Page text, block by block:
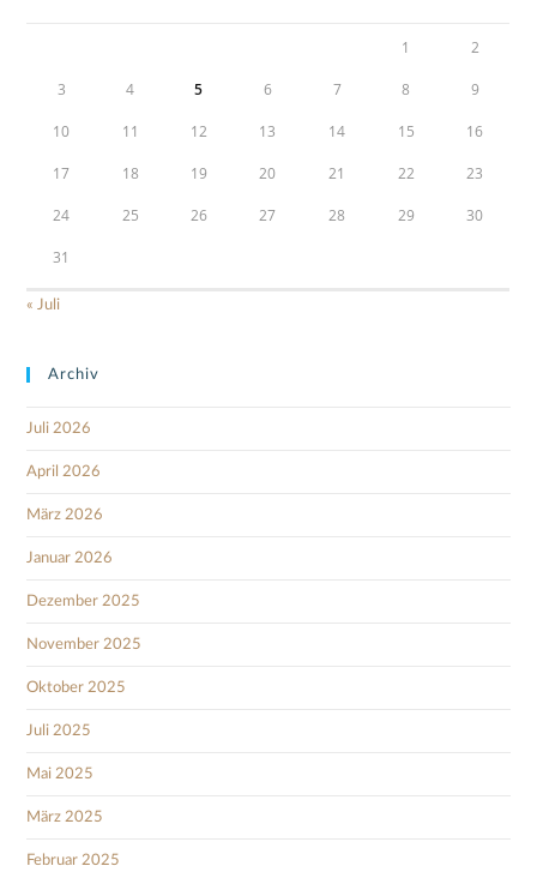
1 2
3 4 5 6 7 8 9
10 11 12 13 14 15 16
17 18 19 20 21 22 23
24 25 26 27 28 29 30
31
« Juli
Archiv
Juli 2026
April 2026
März 2026
Januar 2026
Dezember 2025
November 2025
Oktober 2025
Juli 2025
Mai 2025
März 2025
Februar 2025